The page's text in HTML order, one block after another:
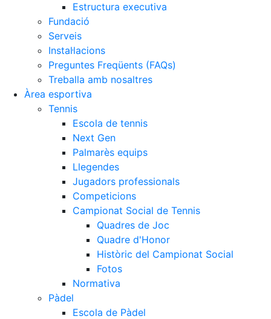
Estructura executiva
Fundació
Serveis
Instal·lacions
Preguntes Freqüents (FAQs)
Treballa amb nosaltres
Àrea esportiva
Tennis
Escola de tennis
Next Gen
Palmarès equips
Llegendes
Jugadors professionals
Competicions
Campionat Social de Tennis
Quadres de Joc
Quadre d'Honor
Històric del Campionat Social
Fotos
Normativa
Pàdel
Escola de Pàdel